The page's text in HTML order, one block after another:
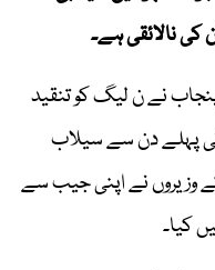
کی نالائقی ہے۔
نے ن لیگ کو تنقید
پہلے دن سے سیلاب
وزیروں نے اپنی جیب سے
کیا۔